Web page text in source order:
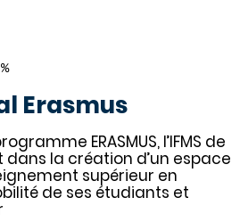
Erasmus
ERASMUS, l’IFMS de
dans la création d’un espace
supérieur en
de ses étudiants et